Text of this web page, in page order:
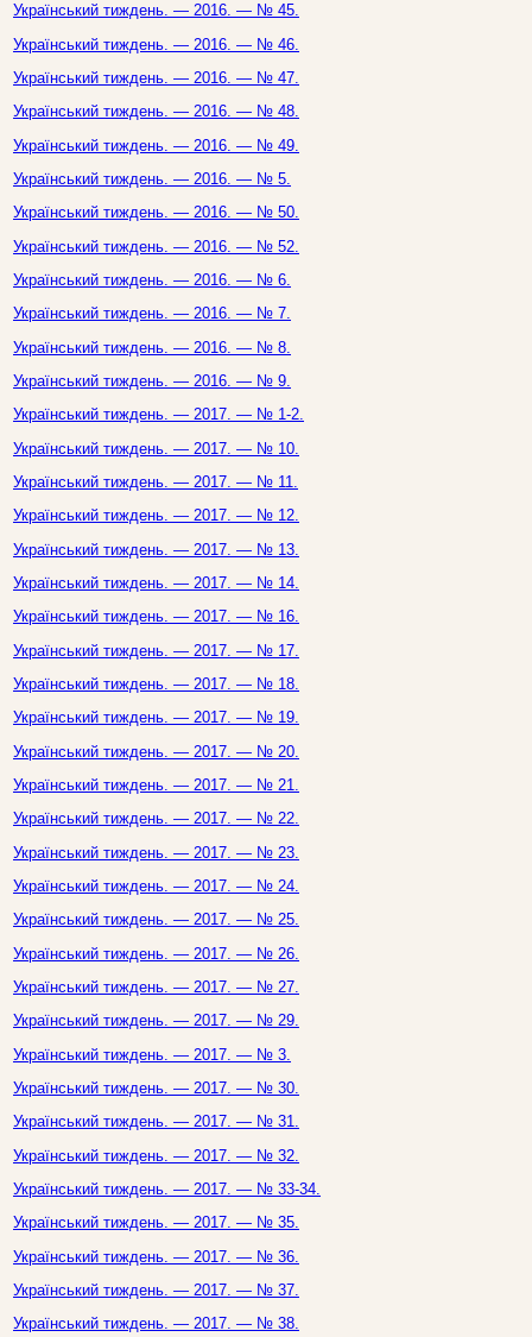
Український тиждень. — 2016. — № 45.
Український тиждень. — 2016. — № 46.
Український тиждень. — 2016. — № 47.
Український тиждень. — 2016. — № 48.
Український тиждень. — 2016. — № 49.
Український тиждень. — 2016. — № 5.
Український тиждень. — 2016. — № 50.
Український тиждень. — 2016. — № 52.
Український тиждень. — 2016. — № 6.
Український тиждень. — 2016. — № 7.
Український тиждень. — 2016. — № 8.
Український тиждень. — 2016. — № 9.
Український тиждень. — 2017. — № 1-2.
Український тиждень. — 2017. — № 10.
Український тиждень. — 2017. — № 11.
Український тиждень. — 2017. — № 12.
Український тиждень. — 2017. — № 13.
Український тиждень. — 2017. — № 14.
Український тиждень. — 2017. — № 16.
Український тиждень. — 2017. — № 17.
Український тиждень. — 2017. — № 18.
Український тиждень. — 2017. — № 19.
Український тиждень. — 2017. — № 20.
Український тиждень. — 2017. — № 21.
Український тиждень. — 2017. — № 22.
Український тиждень. — 2017. — № 23.
Український тиждень. — 2017. — № 24.
Український тиждень. — 2017. — № 25.
Український тиждень. — 2017. — № 26.
Український тиждень. — 2017. — № 27.
Український тиждень. — 2017. — № 29.
Український тиждень. — 2017. — № 3.
Український тиждень. — 2017. — № 30.
Український тиждень. — 2017. — № 31.
Український тиждень. — 2017. — № 32.
Український тиждень. — 2017. — № 33-34.
Український тиждень. — 2017. — № 35.
Український тиждень. — 2017. — № 36.
Український тиждень. — 2017. — № 37.
Український тиждень. — 2017. — № 38.